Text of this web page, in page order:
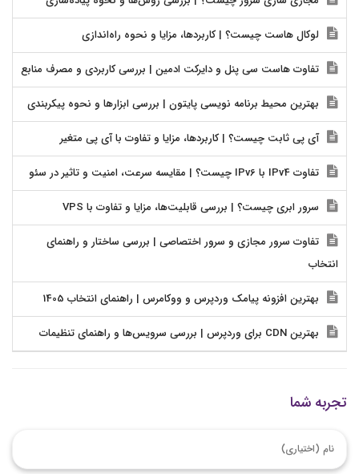
لوکال هاست چیست؟ | کاربردها، مزایا و نحوه راه‌اندازی
تفاوت هاست سی پنل و دایرکت ادمین | بررسی کاربردی و مصرف منابع
بهترین محیط برنامه نویسی پایتون | بررسی ابزارها و نحوه پیکربندی
آی پی ثابت چیست؟ | کاربردها، مزایا و تفاوت با آی پی متغیر
تفاوت IPv4 با IPv6 چیست؟ | مقایسه سرعت، امنیت و تاثیر در سئو
سرور ابری چیست؟ | بررسی قابلیت‌ها، مزایا و تفاوت با VPS
تفاوت سرور مجازی و سرور اختصاصی | بررسی ساختار و راهنمای
انتخاب
بهترین افزونه پیامک وردپرس و ووکامرس | راهنمای انتخاب 1405
بهترین CDN برای وردپرس | بررسی سرویس‌ها و راهنمای تنظیمات
تجربه شما